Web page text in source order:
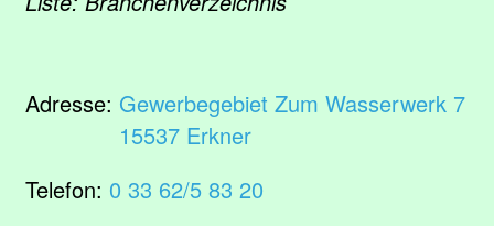
Adresse: Gewerbegebiet Zum Wasserwerk 7
15537 Erkner
Telefon: 0 33 62/5 83 20